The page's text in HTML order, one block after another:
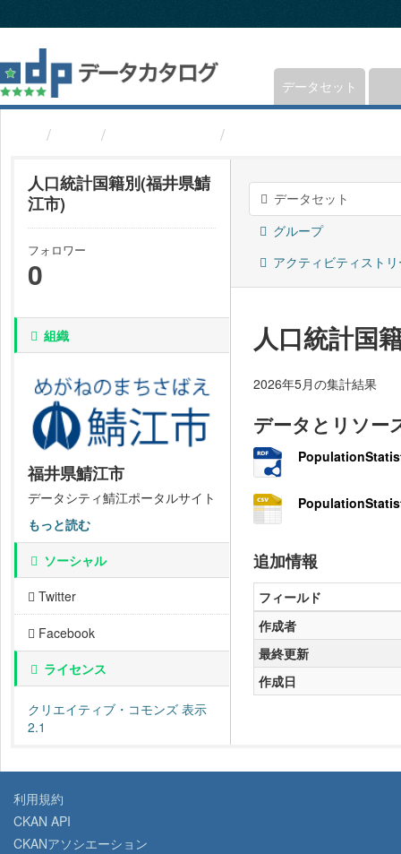
キ
プ
し
て
データセット
人口統計国籍別(福井県鯖
江市)
フォロワー
0
組織
福井県鯖江市
データシティ鯖江ポータルサイト
もっと読む
ソーシャル
Twitter
Facebook
ライセンス
クリエイティブ・コモンズ 表示
2.1
データセット
グループ
アクティビティスト
人口統計国
2026年5月の集計結果
データとリソー
追加情報
フィールド
作成者
最終更新
作成日
利用規約
CKAN API
CKANアソシエーション